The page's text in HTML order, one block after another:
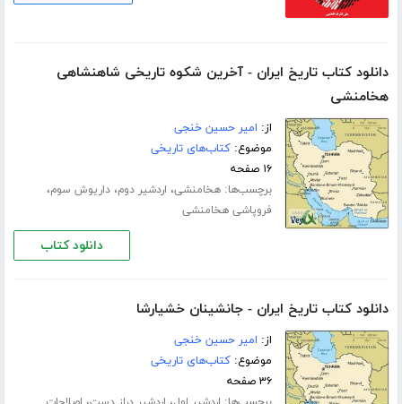
دانلود کتاب تاریخ ایران - آخرین شکوه تاریخی شاهنشاهی
هخامنشی
از: امیر حسین خنجی
موضوع:کتاب‌های تاریخی
۱۶ صفحه
برچسب‌ها:هخامنشی، اردشیر دوم،داریوش سوم،
فروپاشی هخامنشی
دانلود کتاب
دانلود کتاب تاریخ ایران - جانشینان خشیارشا
از: امیر حسین خنجی
موضوع:کتاب‌های تاریخی
۳۶ صفحه